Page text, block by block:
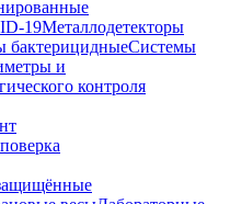
19Металлодетекторы
бактерицидныеСистемы
и
контроля